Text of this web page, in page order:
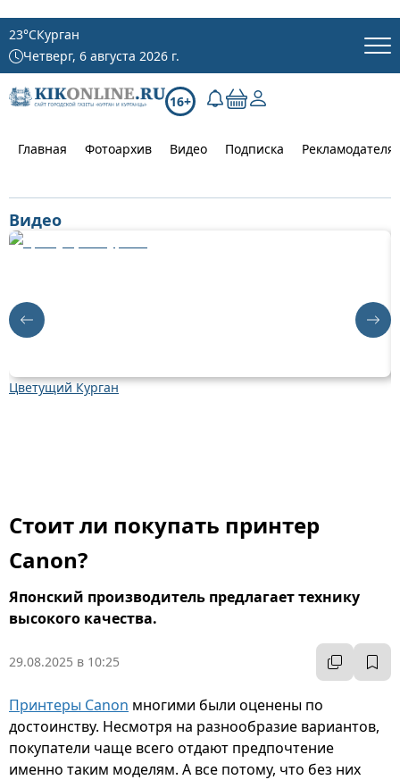
23°CКурган
Четверг, 6 августа 2026 г.
16+
Главная Фотоархив Видео Подписка
Видео
Цветущий Курган
Стоит ли покупать принтер
Canon?
Японский производитель предлагает технику
высокого качества.
29.08.2025 в 10:25
Принтеры Canon многими были оценены по
достоинству. Несмотря на разнообразие вариантов,
покупатели чаще всего отдают предпочтение
именно таким моделям. А все потому, что без них